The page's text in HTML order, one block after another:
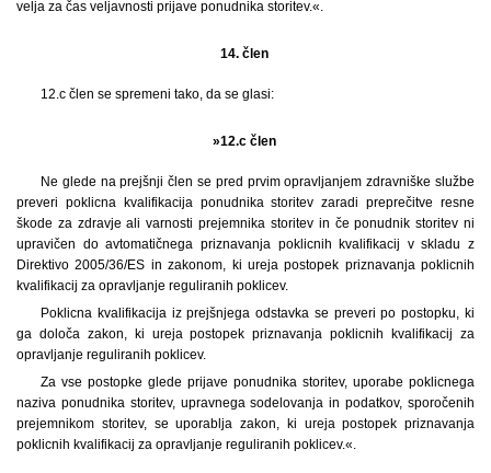
velja za čas veljavnosti prijave ponudnika storitev.«.
14. člen
12.c člen se spremeni tako, da se glasi:
»12.c člen
Ne glede na prejšnji člen se pred prvim opravljanjem zdravniške službe
preveri poklicna kvalifikacija ponudnika storitev zaradi preprečitve resne
škode za zdravje ali varnosti prejemnika storitev in če ponudnik storitev ni
upravičen do avtomatičnega priznavanja poklicnih kvalifikacij v skladu z
Direktivo 2005/36/ES in zakonom, ki ureja postopek priznavanja poklicnih
kvalifikacij za opravljanje reguliranih poklicev.
Poklicna kvalifikacija iz prejšnjega odstavka se preveri po postopku, ki
ga določa zakon, ki ureja postopek priznavanja poklicnih kvalifikacij za
opravljanje reguliranih poklicev.
Za vse postopke glede prijave ponudnika storitev, uporabe poklicnega
naziva ponudnika storitev, upravnega sodelovanja in podatkov, sporočenih
prejemnikom storitev, se uporablja zakon, ki ureja postopek priznavanja
poklicnih kvalifikacij za opravljanje reguliranih poklicev.«.